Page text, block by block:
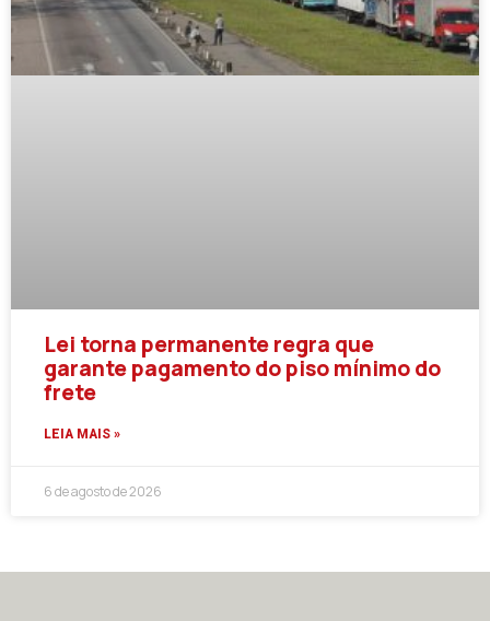
Lei torna permanente regra que
garante pagamento do piso mínimo do
frete
LEIA MAIS »
6 de agosto de 2026